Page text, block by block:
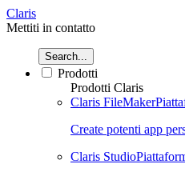
Claris
Mettiti in contatto
Search...
Prodotti
Prodotti Claris
Claris FileMaker
Create potenti app
Claris Studio